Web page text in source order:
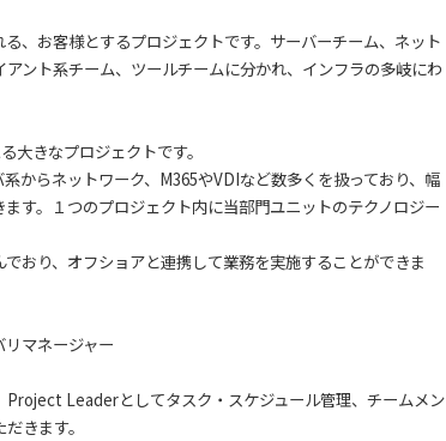
、お客様とするプロジェクトです。サーバーチーム、ネット
ント系チーム、ツールチームに分かれ、インフラの多岐にわ
大きなプロジェクトです。
からネットワーク、M365やVDIなど数多くを扱っており、幅
す。１つのプロジェクト内に当部門ユニットのテクノロジー
おり、オフショアと連携して業務を実施することができま
マネージャー
Project Leaderとしてタスク・スケジュール管理、チームメン
きます。